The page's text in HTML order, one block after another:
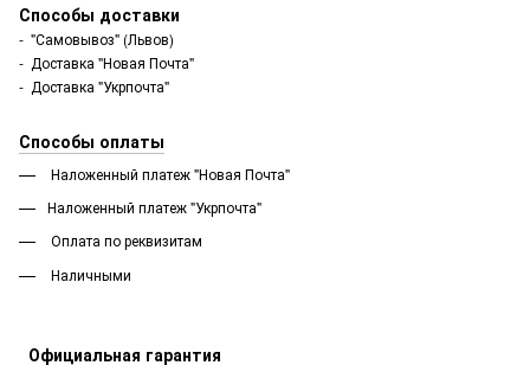
Способы доставки
- "Самовывоз" (Львов)
- Доставка "Новая Почта"
- Доставка "Укрпочта"
Способы оплаты
Наложенный платеж "Новая Почта"
Наложенный платеж "Укрпочта"
Оплата по реквизитам
Наличными
Официальная гарантия